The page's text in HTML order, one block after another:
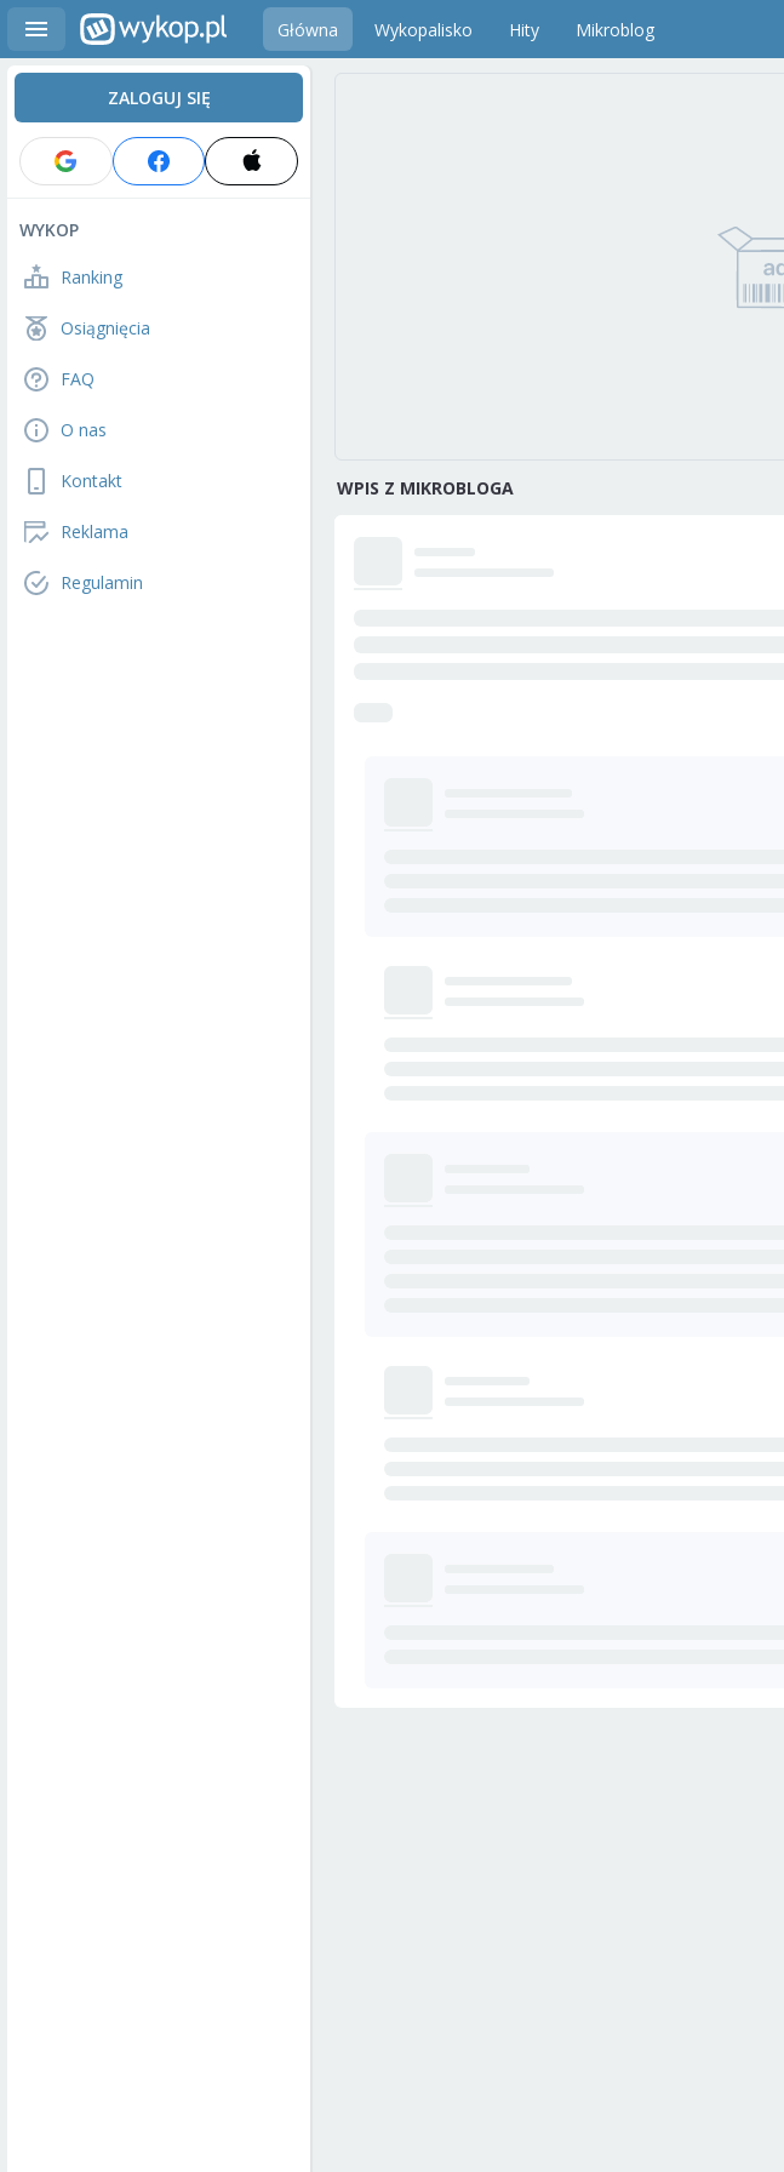
Główna Wykopalisko Hity Mikroblog
ZALOGUJ SIĘ
WYKOP
Ranking
Osiągnięcia
FAQ
O nas
Kontakt
Reklama
Regulamin
WPIS Z MIKROBLOGA